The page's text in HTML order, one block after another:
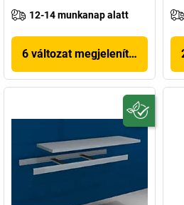
12-14 munkanap alatt
6 változat megjelenítése